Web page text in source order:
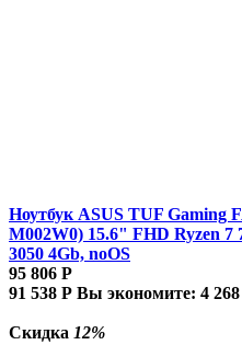
Ноутбук ASUS TUF Gaming
M002W0) 15.6" FHD Ryzen 7
3050 4Gb, noOS
95 806 Р
91 538 Р Вы экономите: 4 268
Скидка 12%